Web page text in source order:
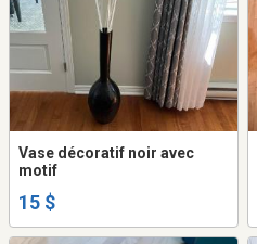
Vase décoratif noir avec
motif
15 $